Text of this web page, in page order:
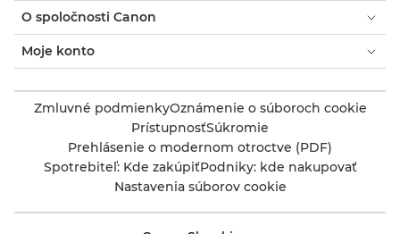
O spoločnosti Canon
Moje konto
Zmluvné podmienkyOznámenie o súboroch cookie
PrístupnosťSúkromie
Prehlásenie o modernom otroctve (PDF)
Spotrebiteľ: Kde zakúpiťPodniky: kde nakupovať
Nastavenia súborov cookie